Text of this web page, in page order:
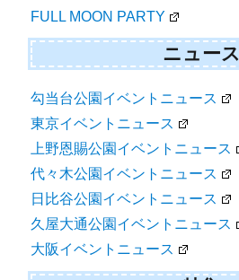
FULL MOON PARTY
ニュース
勾当台公園イベントニュース
東京イベントニュース
上野恩賜公園イベントニュース
代々木公園イベントニュース
日比谷公園イベントニュース
久屋大通公園イベントニュース
大阪イベントニュース